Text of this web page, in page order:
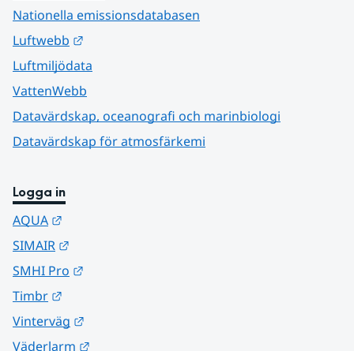
Nationella emissionsdatabasen
Luftwebb
Luftmiljödata
VattenWebb
Datavärdskap, oceanografi och marinbiologi
Datavärdskap för atmosfärkemi
Logga in
AQUA
SIMAIR
SMHI Pro
Timbr
Vinterväg
Väderlarm